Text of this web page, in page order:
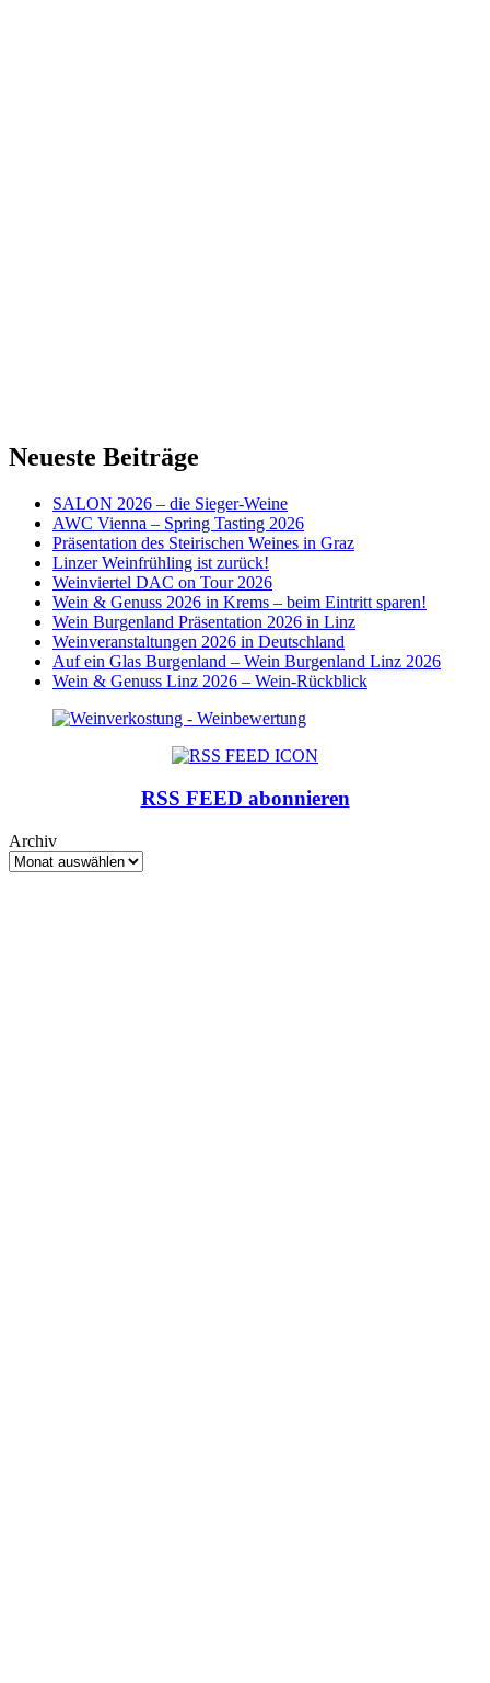
Neueste Beiträge
SALON 2026 – die Sieger-Weine
AWC Vienna – Spring Tasting 2026
Präsentation des Steirischen Weines in Graz
Linzer Weinfrühling ist zurück!
Weinviertel DAC on Tour 2026
Wein & Genuss 2026 in Krems – beim Eintritt sparen!
Wein Burgenland Präsentation 2026 in Linz
Weinveranstaltungen 2026 in Deutschland
Auf ein Glas Burgenland – Wein Burgenland Linz 2026
Wein & Genuss Linz 2026 – Wein-Rückblick
RSS FEED abonnieren
Archiv